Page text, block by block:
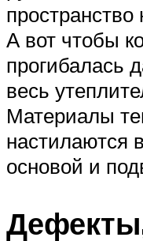
А вот чтобы
прогибалась
весь
Материалы
настилаются
основой и